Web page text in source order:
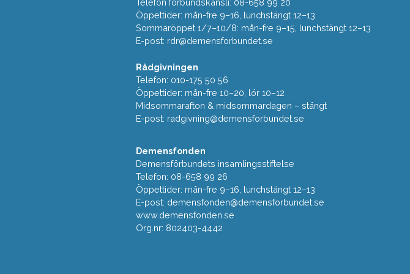
Telefon förbundskansli: 08-658 99 20
Öppettider: mån-fre 9–16, lunchstängt 12–13
Sommaröppet 1/7–10/8: mån-fre 9–15, lunchstängt 12–13
E-post: rdr@demensforbundet.se
Rådgivningen
Telefon: 010-175 50 56
Öppettider: mån-fre 10–20, lör 10–12
Midsommarafton & midsommardagen – stängt
E-post: radgivning@demensforbundet.se
Demensfonden
Demensförbundets insamlingsstiftelse
Telefon: 08-658 99 26
Öppettider: mån-fre 9–16, lunchstängt 12–13
E-post: demensfonden@demensforbundet.se
www.demensfonden.se
Org.nr: 802403-4442